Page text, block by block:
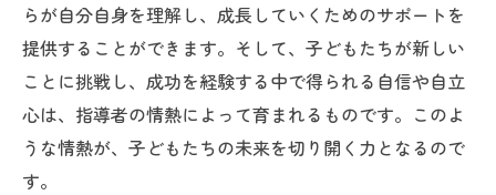
らが自分自身を理解し、成長していくためのサポートを
提供することができます。そして、子どもたちが新しい
ことに挑戦し、成功を経験する中で得られる自信や自立
心は、指導者の情熱によって育まれるものです。このよ
うな情熱が、子どもたちの未来を切り開く力となるので
す。